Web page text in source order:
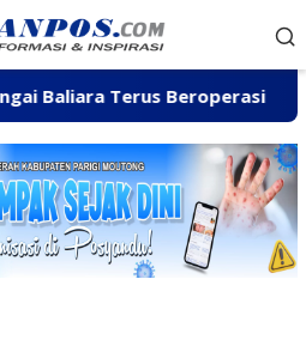
Terus Beroperasi Arpan